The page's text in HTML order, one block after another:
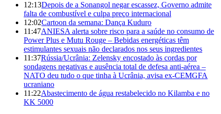
12:13Depois de a Sonangol negar escassez, Governo admite
falta de combustível e culpa preço internacional
12:02Cartoon da semana: Dança Kuduro
11:47ANIESA alerta sobre risco para a saúde no consumo de
Power Plus e Mutu Rouge – Bebidas energéticas têm
estimulantes sexuais não declarados nos seus ingredientes
11:37Rússia/Ucrânia: Zelensky encostado às cordas por
sondagens negativas e ausência total de defesa anti-aérea –
NATO deu tudo o que tinha à Ucrânia, avisa ex-CEMGFA
ucraniano
11:22Abastecimento de água restabelecido no Kilamba e no
KK 5000